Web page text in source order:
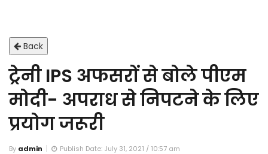
Back
ट्रेनी IPS अफसरों से बोले पीएम
मोदी- अपराध से निपटने के लिए
प्रयोग जरूरी
By admin
Publish Date: July 31, 2021 / 10:57 am